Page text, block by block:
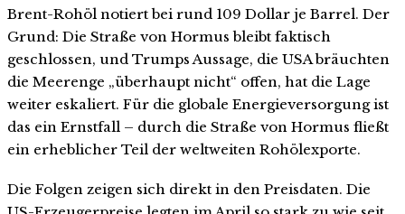
Brent-Rohöl notiert bei rund 109 Dollar je Barrel. Der
Grund: Die Straße von Hormus bleibt faktisch
geschlossen, und Trumps Aussage, die USA bräuchten
die Meerenge „überhaupt nicht“ offen, hat die Lage
weiter eskaliert. Für die globale Energieversorgung ist
das ein Ernstfall – durch die Straße von Hormus fließt
ein erheblicher Teil der weltweiten Rohölexporte.
Die Folgen zeigen sich direkt in den Preisdaten. Die